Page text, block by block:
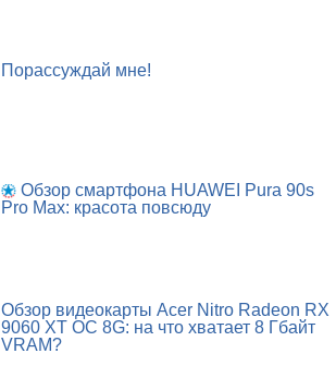
Порассуждай мне!
Обзор смартфона HUAWEI Pura 90s
Pro Max: красота повсюду
Обзор видеокарты Acer Nitro Radeon RX
9060 XT OC 8G: на что хватает 8 Гбайт
VRAM?